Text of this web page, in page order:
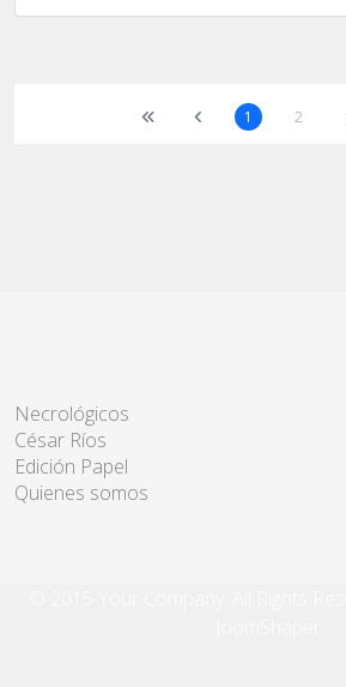
1 2
Necrológicos
César Ríos
Edición Papel
Quienes somos